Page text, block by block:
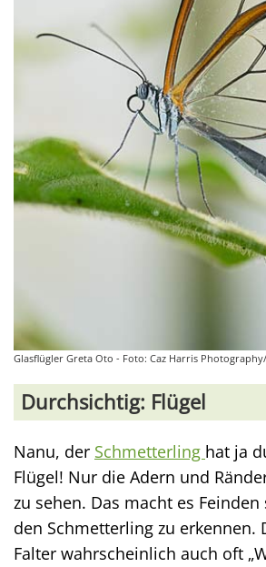
Glasflügler Greta Oto - Foto: Caz Harris
Durchsichtig: Flügel
Nanu, der Schmetterling hat ja
Flügel! Nur die Adern und
zu sehen. Das macht es
den Schmetterling zu erkennen.
Falter wahrscheinlich auch oft